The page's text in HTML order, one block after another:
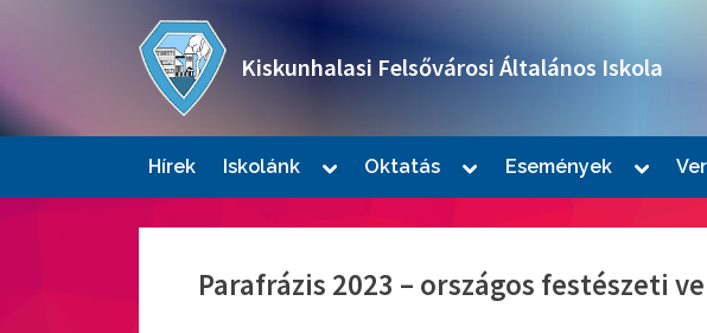
Kiskunhalasi Felsővárosi Általános Iskola
Hírek Iskolánk
Toggle
menu
Toggle
menu
Oktatás
Toggle
menu
Események
Toggle
menu
Parafrázis 2023 – országos festészeti